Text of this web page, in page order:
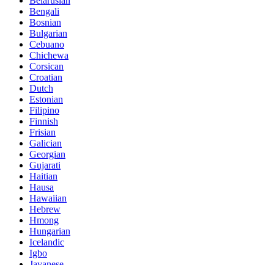
Bengali
Bosnian
Bulgarian
Cebuano
Chichewa
Corsican
Croatian
Dutch
Estonian
Filipino
Finnish
Frisian
Galician
Georgian
Gujarati
Haitian
Hausa
Hawaiian
Hebrew
Hmong
Hungarian
Icelandic
Igbo